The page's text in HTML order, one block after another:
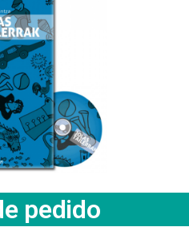
pedido